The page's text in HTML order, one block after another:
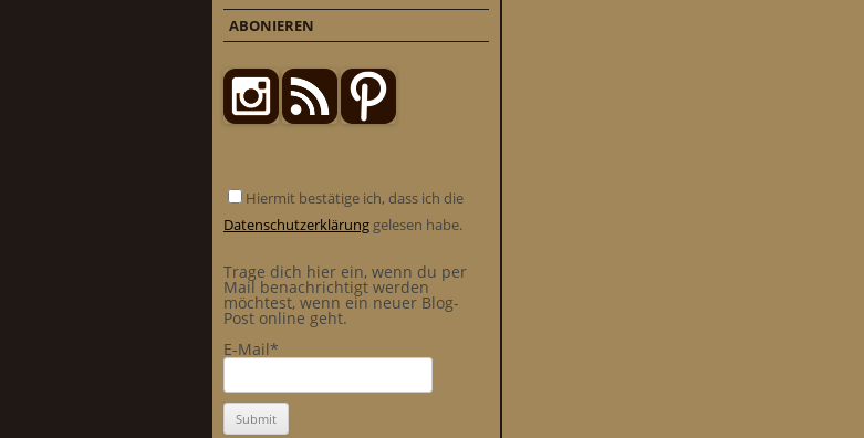
ABONIEREN
Hiermit bestätige ich, dass ich die
Datenschutzerklärung gelesen habe.
Trage dich hier ein, wenn du per
Mail benachrichtigt werden
möchtest, wenn ein neuer Blog-
Post online geht.
E-Mail*